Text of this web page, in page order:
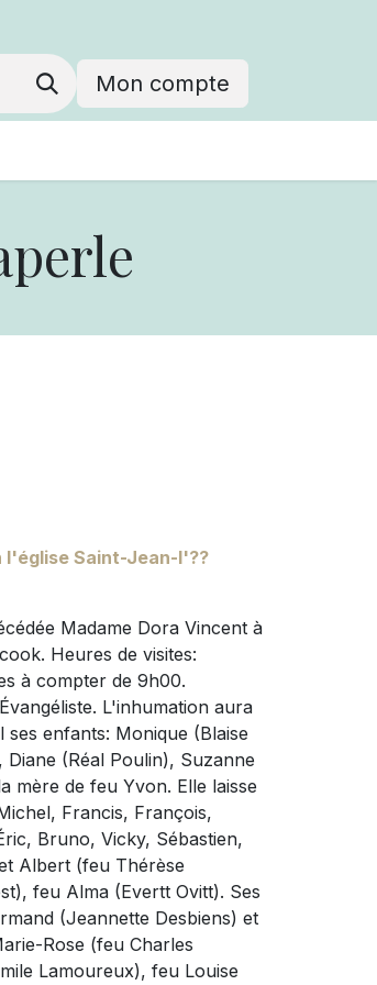
Mon compte
l'église Saint-Jean-l'??
Madame Dora Vincent à
Heures de visites:
à compter de 9h00.
L'inhumation aura
enfants: Monique (Blaise
(Réal Poulin), Suzanne
mère de feu Yvon. Elle laisse
Francis, François,
Bruno, Vicky, Sébastien,
Albert (feu Thérèse
feu Alma (Evertt Ovitt). Ses
(Jeannette Desbiens) et
Rose (feu Charles
Lamoureux), feu Louise